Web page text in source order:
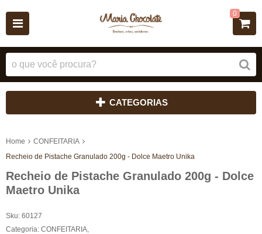
0
CATEGORIAS
Home
CONFEITARIA
Recheio de Pistache Granulado 200g - Dolce Maetro Unika
Recheio de Pistache Granulado 200g - Dolce
Maetro Unika
Sku: 60127
Categoria: CONFEITARIA